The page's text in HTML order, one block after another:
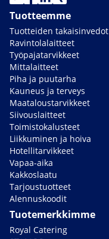
Tuotteemme
Tuotteiden takaisinvedot
Ravintolalaitteet
Työpajatarvikkeet
Mittalaitteet
Piha ja puutarha
Kauneus ja terveys
Maataloustarvikkeet
Siivouslaitteet
Toimistokalusteet
Liikkuminen ja hoiva
Hotellitarvikkeet
Vapaa-aika
Kakkoslaatu
Tarjoustuotteet
Alennuskoodit
Tuotemerkkimme
Royal Catering